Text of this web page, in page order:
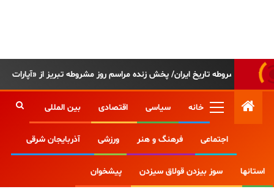
خانه سیاسی اقتصادی بین المللی
اجتماعی فرهنگ و هنر ورزشی آذربایجان شرقی
استانها سوز بیزدن قولاق سیزدن پیشخوان
Home وبلاگ بهترین وکیل کمیسیون